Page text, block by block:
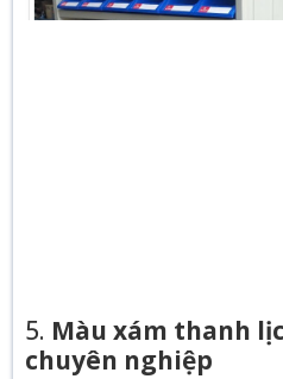
5. Màu xám thanh
chuyên nghiệp